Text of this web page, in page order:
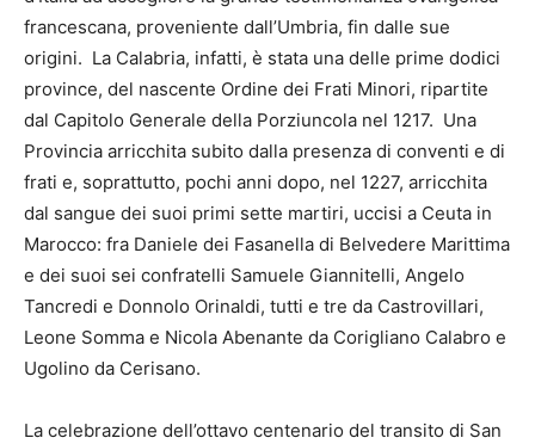
francescana, proveniente dall’Umbria, fin dalle sue
origini. La Calabria, infatti, è stata una delle prime dodici
province, del nascente Ordine dei Frati Minori, ripartite
dal Capitolo Generale della Porziuncola nel 1217. Una
Provincia arricchita subito dalla presenza di conventi e di
frati e, soprattutto, pochi anni dopo, nel 1227, arricchita
dal sangue dei suoi primi sette martiri, uccisi a Ceuta in
Marocco: fra Daniele dei Fasanella di Belvedere Marittima
e dei suoi sei confratelli Samuele Giannitelli, Angelo
Tancredi e Donnolo Orinaldi, tutti e tre da Castrovillari,
Leone Somma e Nicola Abenante da Corigliano Calabro e
Ugolino da Cerisano.
La celebrazione dell’ottavo centenario del transito di San